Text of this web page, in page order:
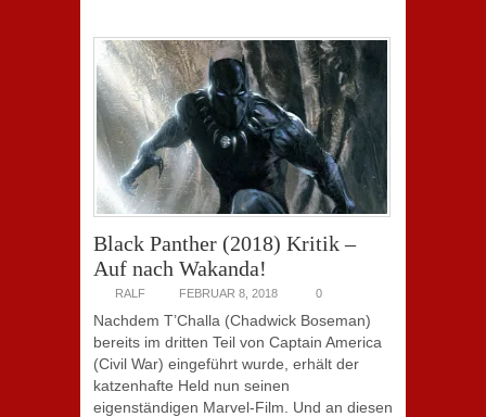
Black Panther (2018) Kritik –
Auf nach Wakanda!
RALF FEBRUAR 8, 2018 0
Nachdem T’Challa (Chadwick Boseman)
bereits im dritten Teil von Captain America
(Civil War) eingeführt wurde, erhält der
katzenhafte Held nun seinen
eigenständigen Marvel-Film. Und an diesen